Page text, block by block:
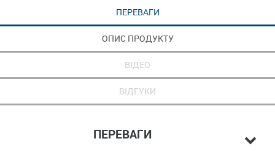
ПЕРЕВАГИ
ОПИС ПРОДУКТУ
ВІДЕО
ВІДГУКИ
ПЕРЕВАГИ